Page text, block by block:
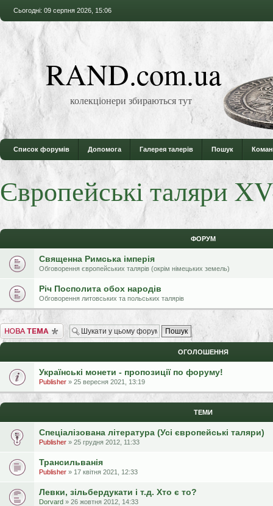
Сьогодні: 09 серпня 2026, 15:06
RAND.com.ua
колекціонери збираються тут
Список форумів Допомога Галерея талерів Пошук
Європейські таляри
ФОРУМ
Священна Римська імперія
Обговорення європейських талярів (окрім німецьких земель)
Річ Посполита обох народів
Обговорення литовських та польських талярів
Створити нову тему
ОГОЛОШЕННЯ
Українські монети - пропозиції по форуму!
Publisher » 25 вересня 2021, 13:19
ТЕМИ
Спеціалізована література (Усі європейські таляри)
Publisher » 25 грудня 2012, 11:33
Трансильванія
Publisher » 17 квітня 2021, 12:33
Левки, зільбердукати і т.д. Хто є то?
Dorvard » 26 жовтня 2012, 14:33